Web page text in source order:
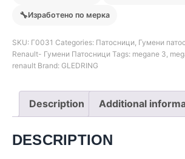
🔧Изработено по мерка
SKU: Г0031 Categories: Патосници Гумени
Renault- Гумени Патосници Tags: megane 3
renault Brand: GLEDRING
Description Additional
DESCRIPTION